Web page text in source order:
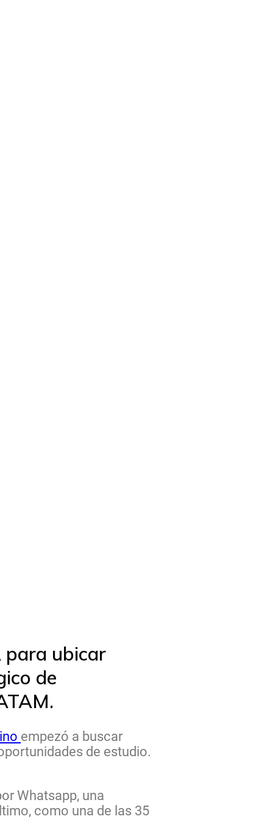
para ubicar
de
empezó a buscar
de estudio.
Whatsapp, una
como una de las 35